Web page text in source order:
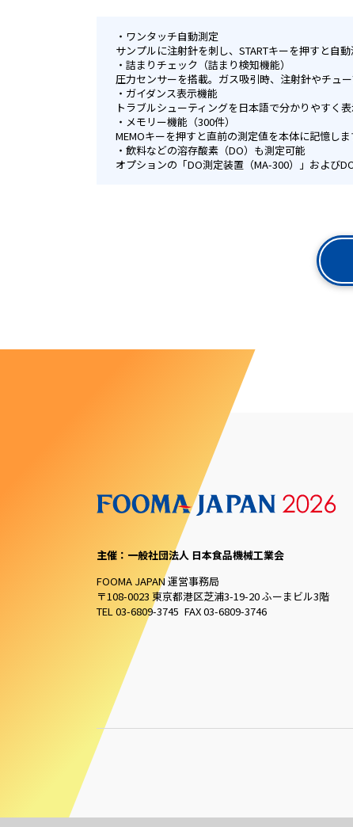
ワンタッチ自動測定
サンプルに注射針を刺し、STARTキーを押すと自
詰まりチェック（詰まり検知機能）
圧力センサーを搭載。ガス吸引時、注射針やチュ
ガイダンス表示機能
トラブルシューティングを日本語で分かりやすく
メモリー機能（300件）
MEMOキーを押すと直前の測定値を本体に記憶しま
飲料などの溶存酸素（DO）も測定可能
オプションの「DO測定装置（MA-300）」および
主催：一般社団法人 日本食品機械工業会
FOOMA JAPAN 運営事務局
〒108-0023 東京都港区芝浦3-19-20 ふーまビル3階
TEL 03-6809-3745 FAX 03-6809-3746